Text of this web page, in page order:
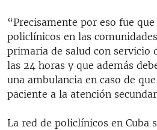
“Precisamente por eso fue
policlínicos en las
primaria de salud con servicio
las 24 horas y que además
una ambulancia en caso de
paciente a la atención
La red de policlínicos en Cuba